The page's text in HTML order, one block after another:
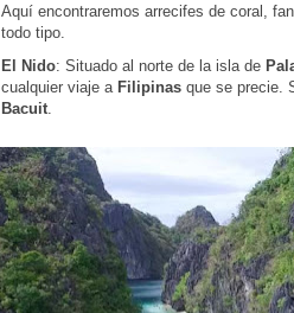
Aquí encontraremos arrecifes de coral,
todo tipo.
El Nido: Situado al norte de la isla de
cualquier viaje a Filipinasque se precie.
Bacuit.